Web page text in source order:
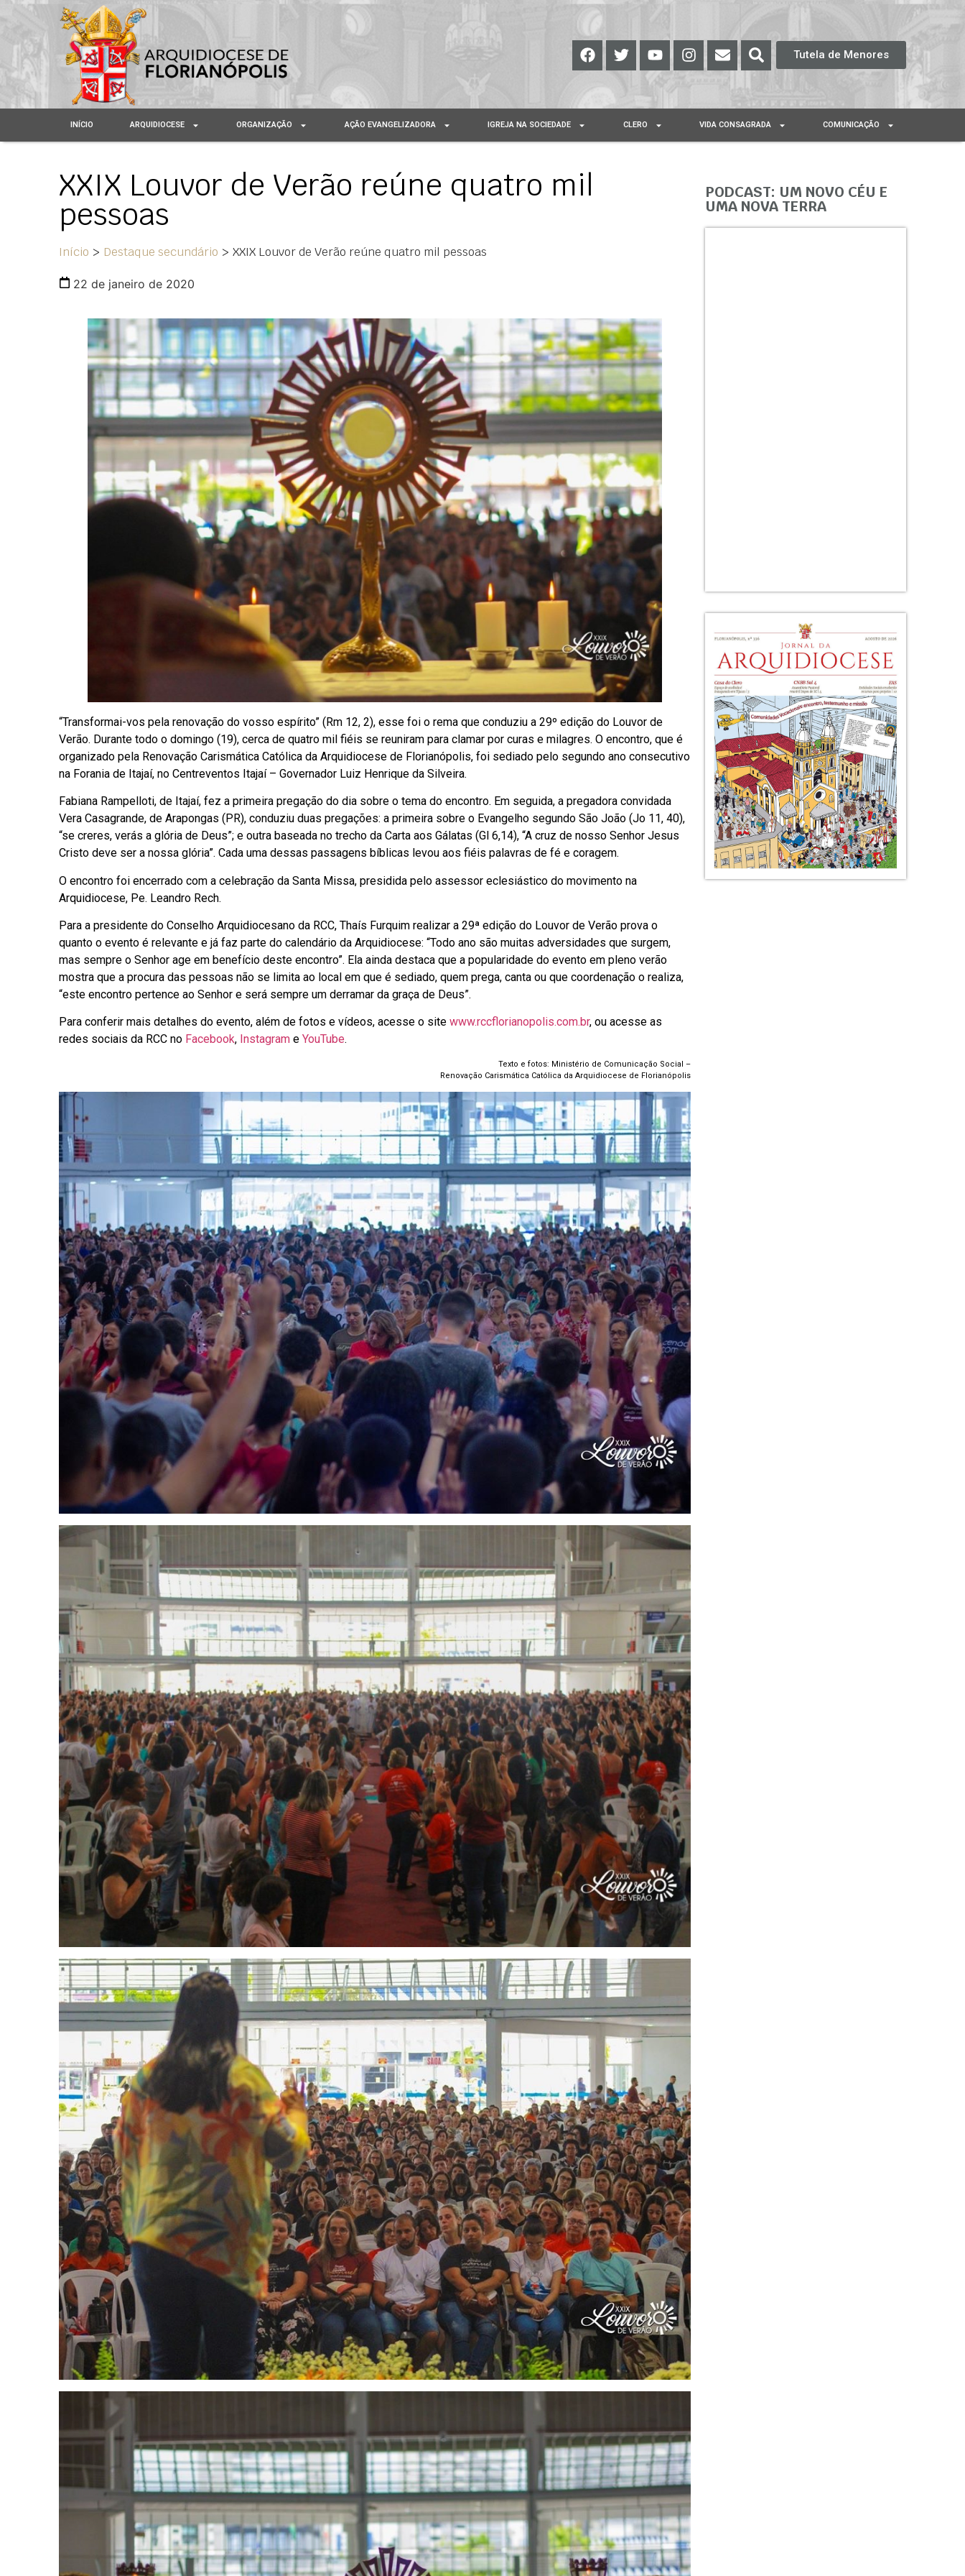
Tutela de Menores
INÍCIO ARQUIDIOCESE ORGANIZAÇÃO AÇÃO EVANGELIZADORA IGREJA NA SOCIEDADE CLERO VIDA CONSAGRADA COMUNICAÇÃO
XXIX Louvor de Verão reúne quatro mil
pessoas
Início > Destaque secundário > XXIX Louvor de Verão reúne quatro mil pessoas
22 de janeiro de 2020
“Transformai-vos pela renovação do vosso espírito” (Rm 12, 2), esse foi o rema que conduziu a 29º edição do Louvor de
Verão. Durante todo o domingo (19), cerca de quatro mil fiéis se reuniram para clamar por curas e milagres. O encontro, que é
organizado pela Renovação Carismática Católica da Arquidiocese de Florianópolis, foi sediado pelo segundo ano consecutivo
na Forania de Itajaí, no Centreventos Itajaí – Governador Luiz Henrique da Silveira.
Fabiana Rampelloti, de Itajaí, fez a primeira pregação do dia sobre o tema do encontro. Em seguida, a pregadora convidada
Vera Casagrande, de Arapongas (PR), conduziu duas pregações: a primeira sobre o Evangelho segundo São João (Jo 11, 40),
“se creres, verás a glória de Deus”; e outra baseada no trecho da Carta aos Gálatas (Gl 6,14), “A cruz de nosso Senhor Jesus
Cristo deve ser a nossa glória”. Cada uma dessas passagens bíblicas levou aos fiéis palavras de fé e coragem.
O encontro foi encerrado com a celebração da Santa Missa, presidida pelo assessor eclesiástico do movimento na
Arquidiocese, Pe. Leandro Rech.
Para a presidente do Conselho Arquidiocesano da RCC, Thaís Furquim realizar a 29ª edição do Louvor de Verão prova o
quanto o evento é relevante e já faz parte do calendário da Arquidiocese: “Todo ano são muitas adversidades que surgem,
mas sempre o Senhor age em benefício deste encontro”. Ela ainda destaca que a popularidade do evento em pleno verão
mostra que a procura das pessoas não se limita ao local em que é sediado, quem prega, canta ou que coordenação o realiza,
“este encontro pertence ao Senhor e será sempre um derramar da graça de Deus”.
Para conferir mais detalhes do evento, além de fotos e vídeos, acesse o site www.rccflorianopolis.com.br, ou acesse as
redes sociais da RCC no Facebook, Instagram e YouTube.
Texto e fotos: Ministério de Comunicação Social –
Renovação Carismática Católica da Arquidiocese de Florianópolis
PODCAST: UM NOVO CÉU E
UMA NOVA TERRA